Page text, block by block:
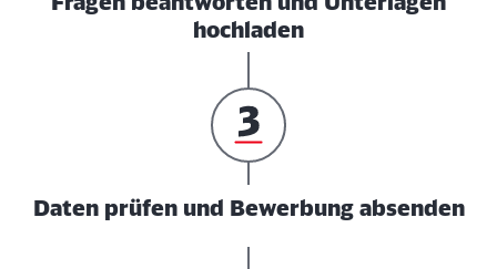
hochladen
Daten prüfen und Bewerbung absenden